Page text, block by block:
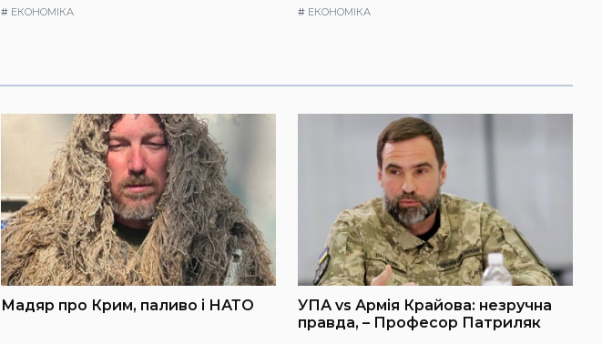
# ЕКОНОМІКА # ЕКОНОМІКА
Мадяр про Крим, паливо і НАТО
УПА vs Армія Крайова: незручна
правда, – Професор Патриляк